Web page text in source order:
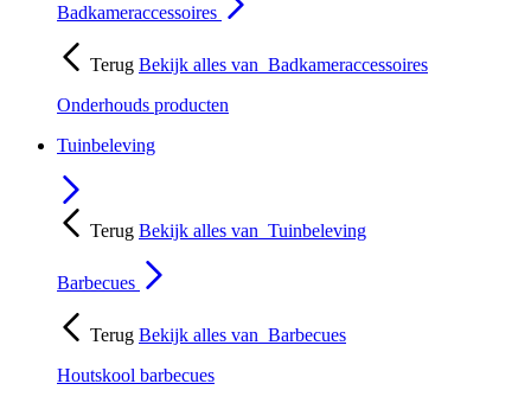
Badkameraccessoires
Terug Bekijk alles van Badkameraccessoires
Onderhouds producten
Tuinbeleving
Terug Bekijk alles van Tuinbeleving
Barbecues
Terug Bekijk alles van Barbecues
Houtskool barbecues